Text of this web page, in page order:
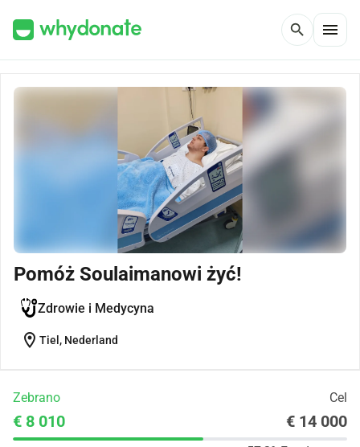
search menu
Pomóż Soulaimanowi żyć!
Zdrowie i Medycyna
location_on Tiel, Nederland
Zebrano Cel
€ 8 010 € 14 000